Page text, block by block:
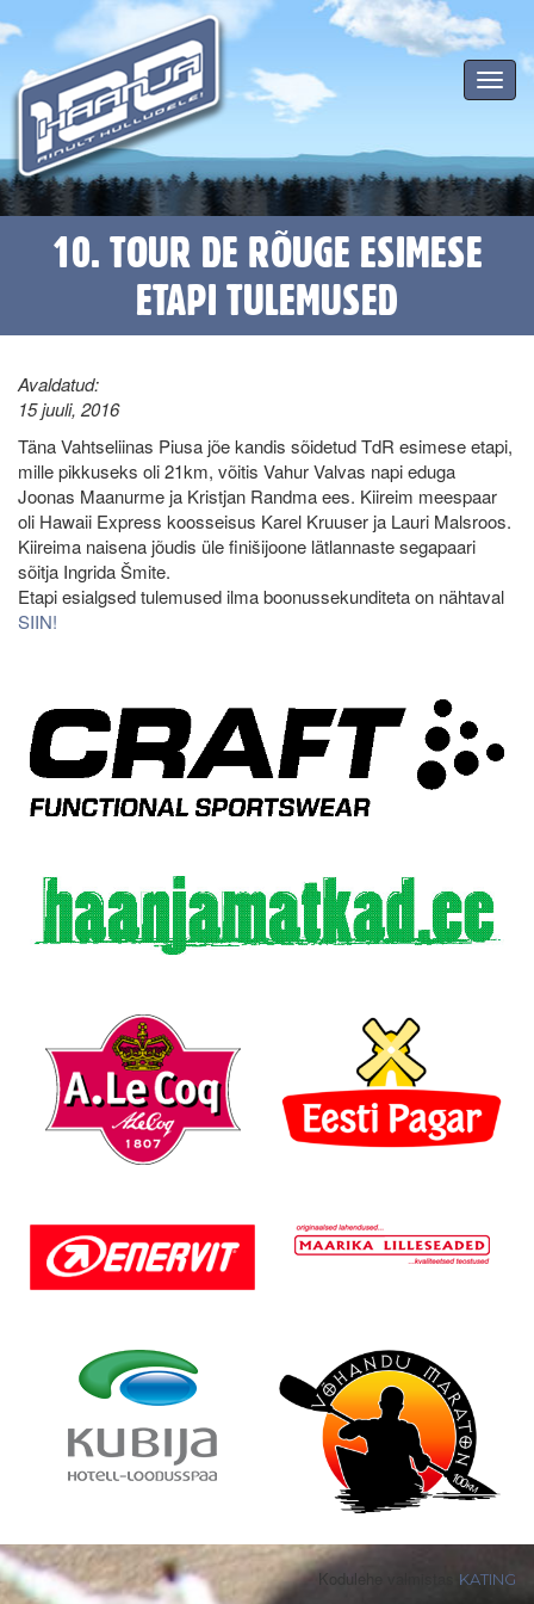
Toggle
10. TOUR DE RÕUGE ESIMESE
ETAPI TULEMUSED
Avaldatud:
15 juuli, 2016
Täna Vahtseliinas Piusa jõe kandis sõidetud TdR esimese etapi,
mille pikkuseks oli 21km, võitis Vahur Valvas napi eduga
Joonas Maanurme ja Kristjan Randma ees. Kiireim meespaar
oli Hawaii Express koosseisus Karel Kruuser ja Lauri Malsroos.
Kiireima naisena jõudis üle finišijoone lätlannaste segapaari
sõitja Ingrida Šmite.
Etapi esialgsed tulemused ilma boonussekunditeta on nähtaval
SIIN!
Kodulehe valmistas KATING